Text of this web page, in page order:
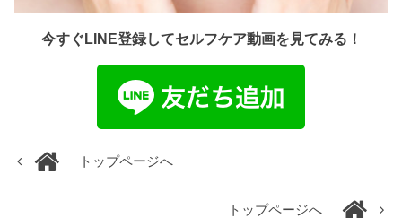
今すぐLINE登録してセルフケア動画を見てみる！
トップページへ
トップページへ